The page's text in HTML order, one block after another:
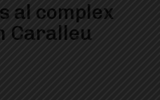
al complex
Caralleu